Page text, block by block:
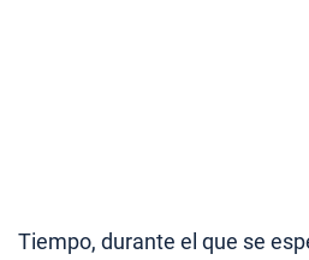
Tiempo, durante el que se